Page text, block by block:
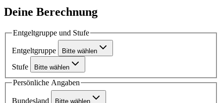
Deine Berechnung
Entgeltgruppe und Stufe
Entgeltgruppe Bitte wählen
Stufe Bitte wählen
Persönliche Angaben
Bundesland Bitte wählen